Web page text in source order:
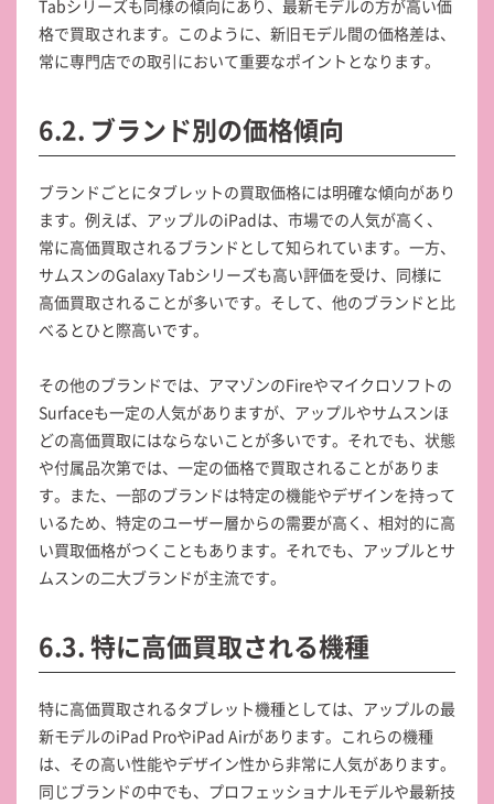
Tabシリーズも同様の傾向にあり、最新モデルの方が高い価
格で買取されます。このように、新旧モデル間の価格差は、
常に専門店での取引において重要なポイントとなります。
6.2. ブランド別の価格傾向
ブランドごとにタブレットの買取価格には明確な傾向があり
ます。例えば、アップルのiPadは、市場での人気が高く、
常に高価買取されるブランドとして知られています。一方、
サムスンのGalaxy Tabシリーズも高い評価を受け、同様に
高価買取されることが多いです。そして、他のブランドと比
べるとひと際高いです。
その他のブランドでは、アマゾンのFireやマイクロソフトの
Surfaceも一定の人気がありますが、アップルやサムスンほ
どの高価買取にはならないことが多いです。それでも、状態
や付属品次第では、一定の価格で買取されることがありま
す。また、一部のブランドは特定の機能やデザインを持って
いるため、特定のユーザー層からの需要が高く、相対的に高
い買取価格がつくこともあります。それでも、アップルとサ
ムスンの二大ブランドが主流です。
6.3. 特に高価買取される機種
特に高価買取されるタブレット機種としては、アップルの最
新モデルのiPad ProやiPad Airがあります。これらの機種
は、その高い性能やデザイン性から非常に人気があります。
同じブランドの中でも、プロフェッショナルモデルや最新技